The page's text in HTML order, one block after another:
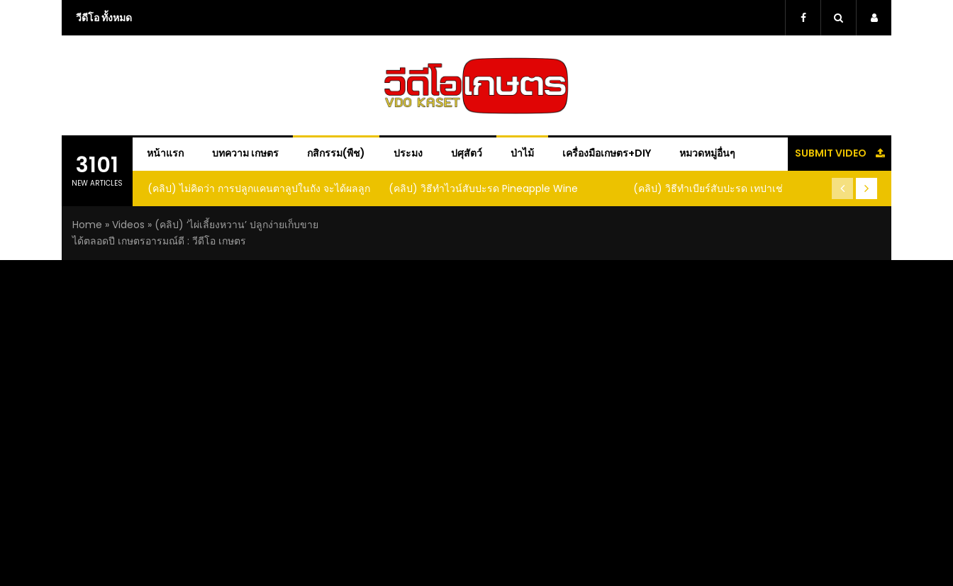
วีดีโอ ทั้งหมด
3101
NEW ARTICLES
หน้าแรก บทความ เกษตร กสิกรรม(พืช) ประมง ปศุสัตว์ ป่าไม้ เครื่องมือเกษตร+DIY หมวดหมู่อื่นๆ SUBMIT VIDEO
ปลูกแคนตาลูปในถัง จะได้ผลลูก
in a barrel would yield
(คลิป) วิธีทำไวน์สับปะรด Pineapple Wine (คลิป) วิธีทำเบียร์สับปะรด เทปาเช่
(คลิป) รู้แล้วจะหนาว!! หัวเดียว สูตรกำจัดเพลี้ย มด
หนอนแมลง หนีกระเจิงทั้งสวน ลองทำดูสิ
(คลิป) ปลูกทุเรียนง่ายๆ ปลูก
ต้นคู่ แบบเสียบยอ
Home » Videos » (คลิป) ‘ไผ่เลี้ยงหวาน’ ปลูกง่ายเก็บขาย
ได้ตลอดปี เกษตรอารมณ์ดี : วีดีโอ เกษตร